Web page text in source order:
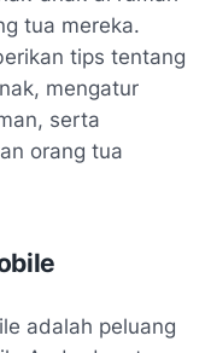
tua mereka.
tips tentang
mengatur
serta
orang tua
adalah peluang